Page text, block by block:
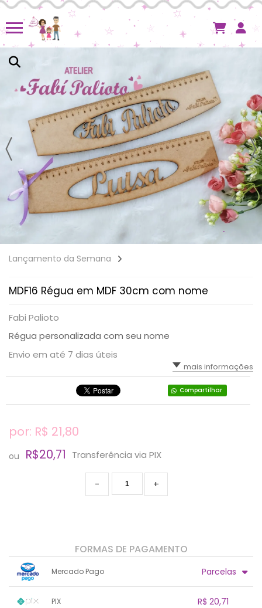
Lançamento da Semana
MDF16 Régua em MDF 30cm com nome
Fabi Palioto
Régua personalizada com seu nome
Envio em até 7 dias úteis
mais informações
Compartilhar
por: R$ 21,80
ou R$20,71 Transferência via PIX
+
-
FORMAS DE PAGAMENTO
Mercado Pago Parcelas
PIX R$ 20,71